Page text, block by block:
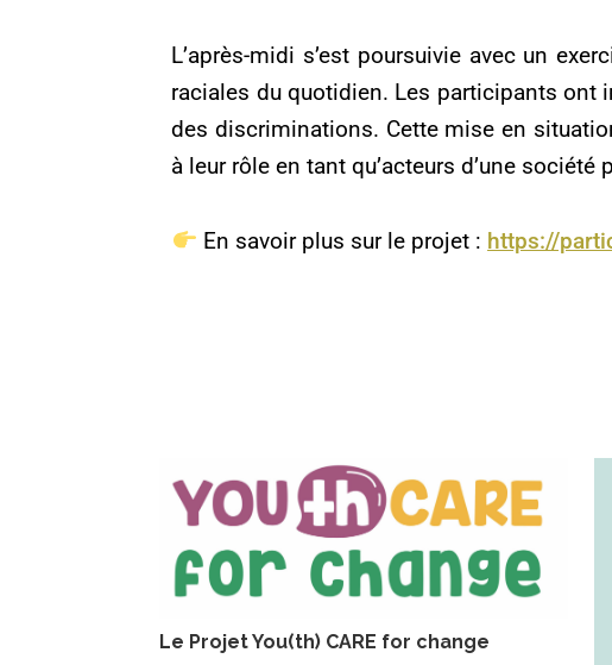
L’après-midi s’est poursuivie avec un
raciales du quotidien. Les participants ont
des discriminations. Cette mise en
à leur rôle en tant qu’acteurs d’une société
En savoir plus sur le projet : https://
Le Projet You(th) CARE for change